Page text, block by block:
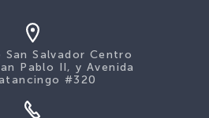
San Salvador Centro
Pablo II, y Avenida
#320